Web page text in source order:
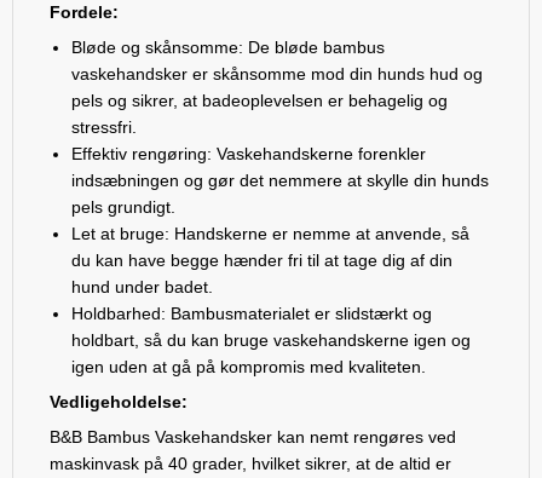
Fordele:
Bløde og skånsomme: De bløde bambus
vaskehandsker er skånsomme mod din hunds hud og
pels og sikrer, at badeoplevelsen er behagelig og
stressfri.
Effektiv rengøring: Vaskehandskerne forenkler
indsæbningen og gør det nemmere at skylle din hunds
pels grundigt.
Let at bruge: Handskerne er nemme at anvende, så
du kan have begge hænder fri til at tage dig af din
hund under badet.
Holdbarhed: Bambusmaterialet er slidstærkt og
holdbart, så du kan bruge vaskehandskerne igen og
igen uden at gå på kompromis med kvaliteten.
Vedligeholdelse:
B&B Bambus Vaskehandsker kan nemt rengøres ved
maskinvask på 40 grader, hvilket sikrer, at de altid er